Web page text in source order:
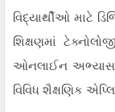
વિદ્યાર્થીઓ માટે
શિક્ષણમાં
ઓનલાઈન અભ્યાસ
વિવિધ શૈક્ષણિક